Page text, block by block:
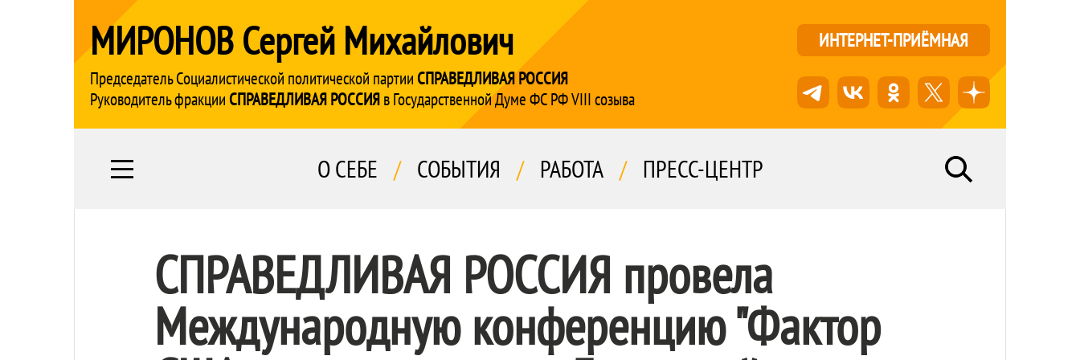
МИРОНОВ Сергей Михайлович
Председатель Социалистической политической партии СПРАВЕДЛИВАЯ РОССИЯ
Руководитель фракции СПРАВЕДЛИВАЯ РОССИЯв Государственной Думе ФС РФ VIII созыва
ИНТЕРНЕТ-ПРИЁМНАЯ
О СЕБЕ / СОБЫТИЯ / РАБОТА / ПРЕСС-ЦЕНТР
СПРАВЕДЛИВАЯ РОССИЯ провела
Международную конференцию "Фактор